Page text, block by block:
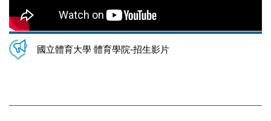
國立體育大學 體育學院-招生影片